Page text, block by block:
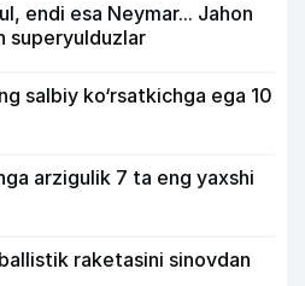
endi esa Neymar... Jahon
superyulduzlar
salbiy ko‘rsatkichga ega 10
arzigulik 7 ta eng yaxshi
raketasini sinovdan